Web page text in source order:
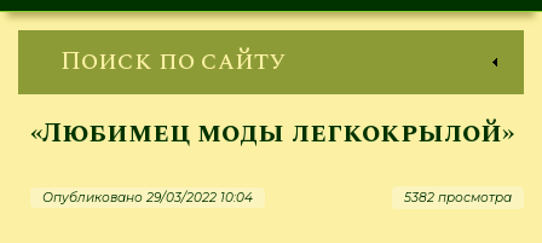
Поиск по сайту
«Любимец моды легкокрылой»
Опубликовано 29/03/2022 10:04 5382 просмотра